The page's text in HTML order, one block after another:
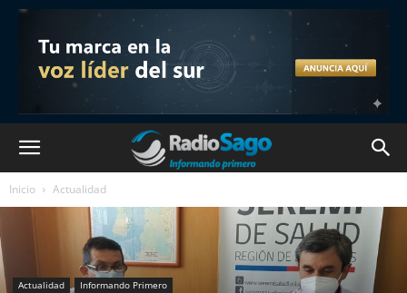
Inicio Actualidad
Actualidad Informando Primero